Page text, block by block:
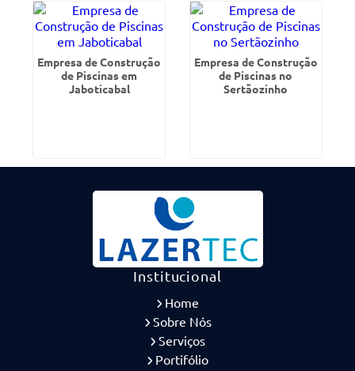
Empresa de Construção
de Piscinas em
Jaboticabal
Empresa de Construção
de Piscinas no
Sertãozinho
Institucional
Home
Sobre Nós
Serviços
Portifólio